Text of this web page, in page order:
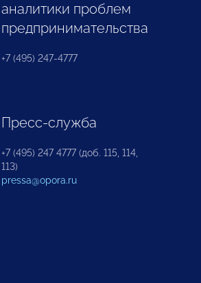
аналитики проблем
предпринимательства
+7 (495) 247-4777
Пресс-служба
+7 (495) 247 4777 (доб. 115, 114,
113)
pressa@opora.ru